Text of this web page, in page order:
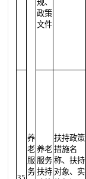
养
老
服
务
规、
政策
文件
养老
服务
扶持
扶持政策
措施名
称、扶持
对象、实